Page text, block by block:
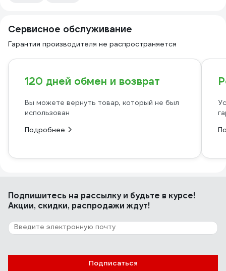
Сервисное обслуживание
Гарантия производителя не распространяется
120 дней обмен и возврат
Вы можете вернуть товар, который не был
использован
Подробнее
Подпишитесь на рассылкуи будьте в курсе!
Акции, скидки, распродажи ждут!
Подписаться